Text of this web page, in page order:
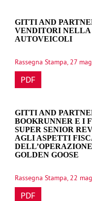
GITTI AND
VENDITORI NELLA
AUTOVEICOLI
Rassegna Stampa, 27
PDF
GITTI AND
BOOKRUNNER E I
SUPER SENIOR
AGLI ASPETTI
GOLDEN GOOSE
Rassegna Stampa, 22
PDF